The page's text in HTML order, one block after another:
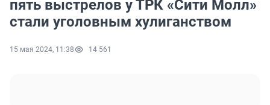
пять выстрелов у ТРК «Сити Молл»
стали уголовным хулиганством
15 мая 2024, 11:38 14 561